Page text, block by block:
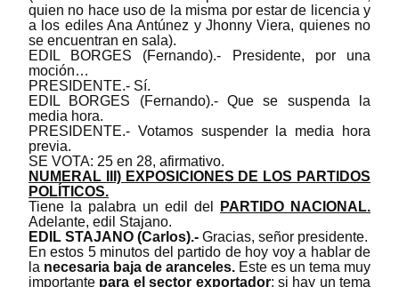
quien no hace uso de la misma por estar de licencia y
a los ediles Ana Antúnez y Jhonny Viera, quienes no
se encuentran en sala).
EDIL BORGES (Fernando).- Presidente, por una
moción…
PRESIDENTE.- Sí.
EDIL BORGES (Fernando).- Que se suspenda la
media hora.
PRESIDENTE.- Votamos suspender la media hora
previa.
SE VOTA: 25 en 28, afirmativo.
NUMERAL III) EXPOSICIONES DE LOS PARTIDOS
POLÍTICOS.
Tiene la palabra un edil del
PARTIDO NACIONAL.
Adelante, edil Stajano.
EDIL STAJANO (Carlos).- Gracias, señor presidente.
En estos 5 minutos del partido de hoy voy a hablar de
la necesaria baja de aranceles. Este es un tema muy
importante para el sector exportador; si hay un tema